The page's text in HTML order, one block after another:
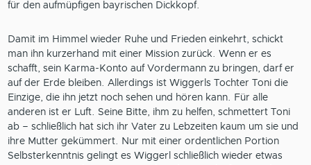
für den aufmüpfigen bayrischen Dickkopf.
Damit im Himmel wieder Ruhe und Frieden einkehrt, schickt
man ihn kurzerhand mit einer Mission zurück. Wenn er es
schafft, sein Karma-Konto auf Vordermann zu bringen, darf er
auf der Erde bleiben. Allerdings ist Wiggerls Tochter Toni die
Einzige, die ihn jetzt noch sehen und hören kann. Für alle
anderen ist er Luft. Seine Bitte, ihm zu helfen, schmettert Toni
ab – schließlich hat sich ihr Vater zu Lebzeiten kaum um sie und
ihre Mutter gekümmert. Nur mit einer ordentlichen Portion
Selbsterkenntnis gelingt es Wiggerl schließlich wieder etwas